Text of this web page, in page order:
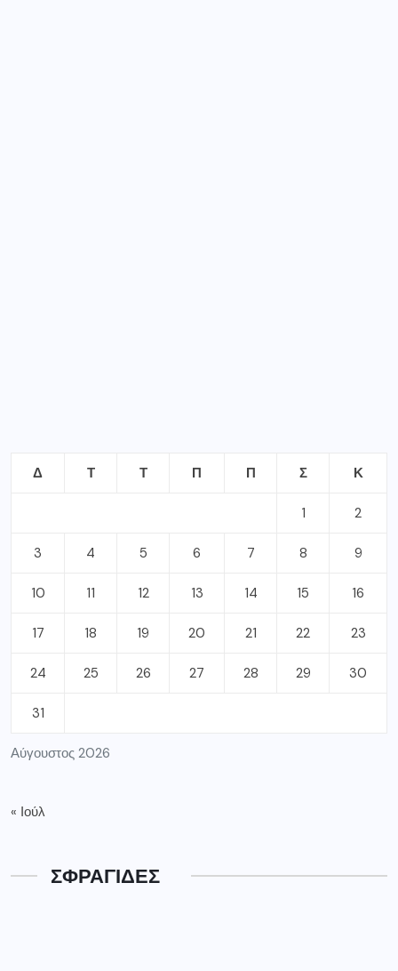
Αύγουστος 2026
Δ Τ Τ Π Π Σ Κ
1 2
3 4 5 6 7 8 9
10 11 12 13 14 15 16
17 18 19 20 21 22 23
24 25 26 27 28 29 30
31
« Ιούλ
ΣΦΡΑΓΙΔΕΣ